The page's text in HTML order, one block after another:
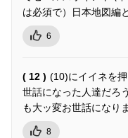
は必須で）日本地図編
6
( 12 ) (10)にイイネを
世話になった人達だろ
も大ッ変お世話になり
8